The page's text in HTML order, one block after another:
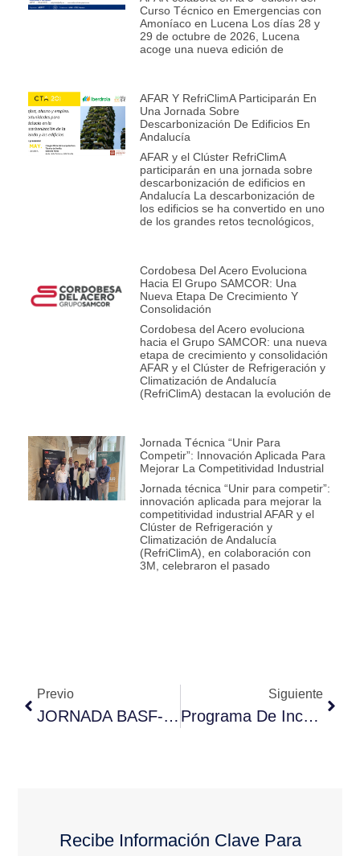
Curso Técnico en Emergencias con
Amoníaco en Lucena Los días 28 y
29 de octubre de 2026, Lucena
acoge una nueva edición de
AFAR Y RefriClimA Participarán En
Una Jornada Sobre
Descarbonización De Edificios En
Andalucía
AFAR y el Clúster RefriClimA
participarán en una jornada sobre
descarbonización de edificios en
Andalucía La descarbonización de
los edificios se ha convertido en uno
de los grandes retos tecnológicos,
Cordobesa Del Acero Evoluciona
Hacia El Grupo SAMCOR: Una
Nueva Etapa De Crecimiento Y
Consolidación
Cordobesa del Acero evoluciona
hacia el Grupo SAMCOR: una nueva
etapa de crecimiento y consolidación
AFAR y el Clúster de Refrigeración y
Climatización de Andalucía
(RefriClimA) destacan la evolución de
Jornada Técnica “Unir Para
Competir”: Innovación Aplicada Para
Mejorar La Competitividad Industrial
Jornada técnica “Unir para competir”:
innovación aplicada para mejorar la
competitividad industrial AFAR y el
Clúster de Refrigeración y
Climatización de Andalucía
(RefriClimA), en colaboración con
3M, celebraron el pasado
Previo
JORNADA BASF-AFAR
Siguiente
Programa De Incentivos Para El Desarrollo Industrial, La Mejora De La Competitividad, La Transformación Digital Y La Creación De Empleo
Recibe Información Clave Para